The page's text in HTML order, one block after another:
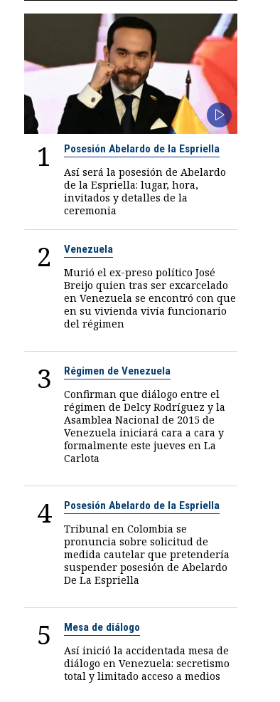
1 Posesión Abelardo de la Espriella
Así será la posesión de Abelardo
de la Espriella: lugar, hora,
invitados y detalles de la
ceremonia
2 Venezuela
Murió el ex-preso político José
Breijo quien tras ser excarcelado
en Venezuela se encontró con que
en su vivienda vivía funcionario
del régimen
3 Régimen de Venezuela
Confirman que diálogo entre el
régimen de Delcy Rodríguez y la
Asamblea Nacional de 2015 de
Venezuela iniciará cara a cara y
formalmente este jueves en La
Carlota
4 Posesión Abelardo de la Espriella
Tribunal en Colombia se
pronuncia sobre solicitud de
medida cautelar que pretendería
suspender posesión de Abelardo
De La Espriella
5 Mesa de diálogo
Así inició la accidentada mesa de
diálogo en Venezuela: secretismo
total y limitado acceso a medios